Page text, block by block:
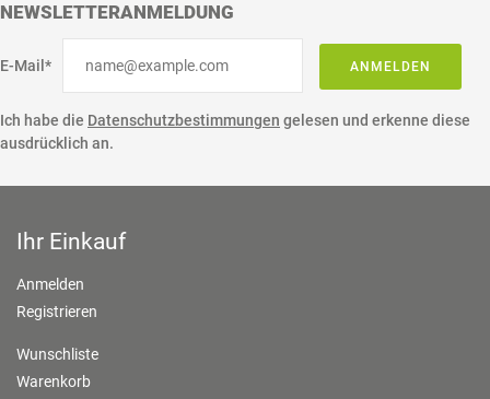
NEWSLETTERANMELDUNG
E-Mail* ANMELDEN
Ich habe die Datenschutzbestimmungen gelesen und erkenne diese
ausdrücklich an.
Ihr Einkauf
Anmelden
Registrieren
Wunschliste
Warenkorb